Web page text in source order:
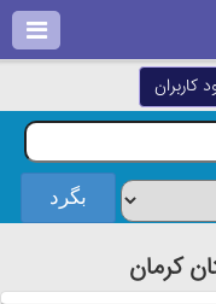
کاربران
كرمان